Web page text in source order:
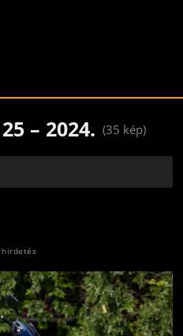
– 2024. (35 kép)
kép!